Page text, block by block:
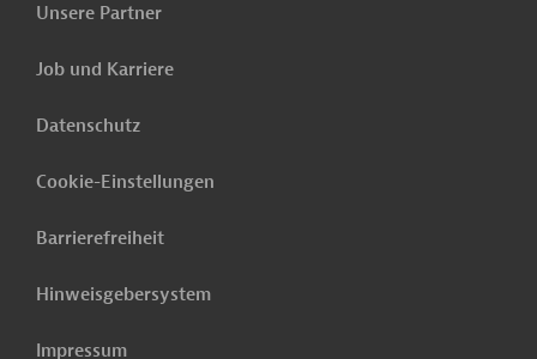
Unsere Partner
Job und Karriere
Datenschutz
Cookie-Einstellungen
Barrierefreiheit
Hinweisgebersystem
Impressum